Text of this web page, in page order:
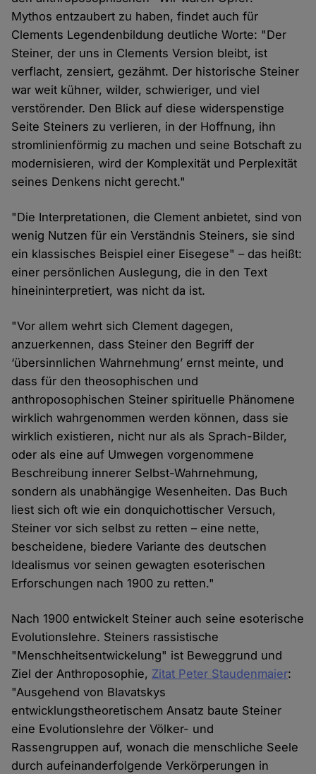
Mythos entzaubert zu haben, findet auch für
Clements Legendenbildung deutliche Worte: "Der
Steiner, der uns in Clements Version bleibt, ist
verflacht, zensiert, gezähmt. Der historische Steiner
war weit kühner, wilder, schwieriger, und viel
verstörender. Den Blick auf diese widerspenstige
Seite Steiners zu verlieren, in der Hoffnung, ihn
stromlinienförmig zu machen und seine Botschaft zu
modernisieren, wird der Komplexität und Perplexität
seines Denkens nicht gerecht."
"Die Interpretationen, die Clement anbietet, sind von
wenig Nutzen für ein Verständnis Steiners, sie sind
ein klassisches Beispiel einer Eisegese" – das heißt:
einer persönlichen Auslegung, die in den Text
hineininterpretiert, was nicht da ist.
"Vor allem wehrt sich Clement dagegen,
anzuerkennen, dass Steiner den Begriff der
‘übersinnlichen Wahrnehmung’ ernst meinte, und
dass für den theosophischen und
anthroposophischen Steiner spirituelle Phänomene
wirklich wahrgenommen werden können, dass sie
wirklich existieren, nicht nur als als Sprach-Bilder,
oder als eine auf Umwegen vorgenommene
Beschreibung innerer Selbst-Wahrnehmung,
sondern als unabhängige Wesenheiten. Das Buch
liest sich oft wie ein donquichottischer Versuch,
Steiner vor sich selbst zu retten – eine nette,
bescheidene, biedere Variante des deutschen
Idealismus vor seinen gewagten esoterischen
Erforschungen nach 1900 zu retten."
Nach 1900 entwickelt Steiner auch seine esoterische
Evolutionslehre. Steiners rassistische
"Menschheitsentwickelung" ist Beweggrund und
Ziel der Anthroposophie, Zitat Peter Staudenmaier:
"Ausgehend von Blavatskys
entwicklungstheoretischem Ansatz baute Steiner
eine Evolutionslehre der Völker- und
Rassengruppen auf, wonach die menschliche Seele
durch aufeinanderfolgende Verkörperungen in